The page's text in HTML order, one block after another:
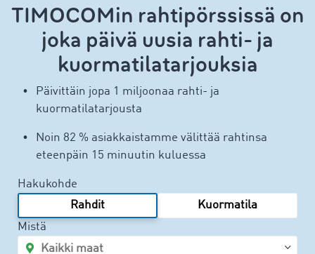
TIMOCOMin rahtipörssissä on
joka päivä uusia rahti- ja
kuormatilatarjouksia
Päivittäin jopa 1 miljoonaa rahti- ja
kuormatilatarjousta
Noin 82 % asiakkaistamme välittää rahtinsa
eteenpäin 15 minuutin kuluessa
Hakukohde
Rahdit
Kuormatila
Mistä